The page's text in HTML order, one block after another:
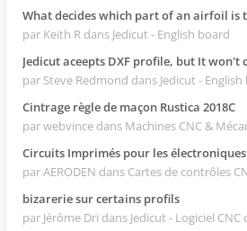
What decides which part of an airfoil is
par Keith R dans Jedicut - English board
Jedicut aceepts DXF profile, but It won't
par Steve Redmond dans Jedicut -
Cintrage règle de maçon Rustica 2018C
par webvince dans Machines CNC &
Circuits Imprimés pour les
par AERODEN dans Cartes de contrôles
bizarerie sur certains profils
par Jérôme Dri dans Jedicut - Logiciel